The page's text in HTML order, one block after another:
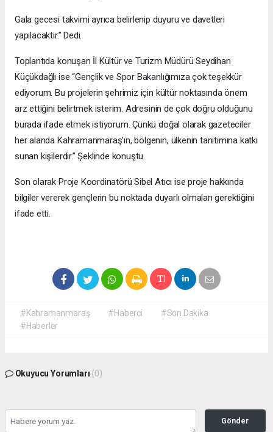
Gala gecesi takvimi ayrıca belirlenip duyuru ve davetleri
yapılacaktır.” Dedi.
Toplantıda konuşan İl Kültür ve Turizm Müdürü Seydihan
Küçükdağlı ise “Gençlik ve Spor Bakanlığımıza çok teşekkür
ediyorum. Bu projelerin şehrimiz için kültür noktasında önem
arz ettiğini belirtmek isterim. Adresinin de çok doğru olduğunu
burada ifade etmek istiyorum. Çünkü doğal olarak gazeteciler
her alanda Kahramanmaraş’ın, bölgenin, ülkenin tanıtımına katkı
sunan kişilerdir.” Şeklinde konuştu.
Son olarak Proje Koordinatörü Sibel Atıcı ise proje hakkında
bilgiler vererek gençlerin bu noktada duyarlı olmaları gerektiğini
ifade etti.
#Kahramanmaraş #Haberci
#Son Dakika
#Haberler
Okuyucu Yorumları (0)
Gönder